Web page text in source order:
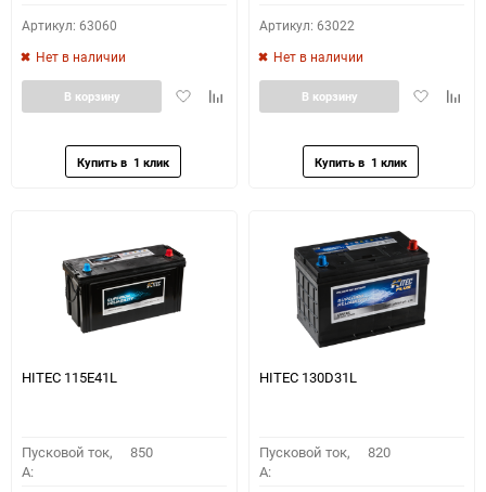
Артикул: 63060
Нет в наличии
ДобавитьДобавить
В корзину
Артикул: 63022
Нет в наличии
Добавить
В корзину
HITEC 115E41L
Пусковой ток,
A:
850
HITEC 130D31L
Пусковой ток,
A:
820